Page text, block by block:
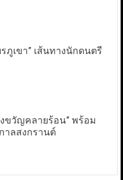
ภูเขา” เส้นทางนักดนตรี
ขวัญคลายร้อน” พร้อม
าลสงกรานต์